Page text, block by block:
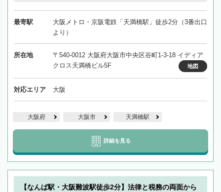
最寄駅
大阪メトロ・京阪電鉄「天満橋駅」徒歩2分（3番出口
より）
所在地
〒540-0012 大阪府大阪市中央区谷町1-3-18 イディア
クロス天満橋ビル5F
地図
対応エリア 大阪
大阪府 大阪市 天満橋駅
詳細を見る
【なんば駅・大阪難波駅徒歩2分】法律と税務の両面から